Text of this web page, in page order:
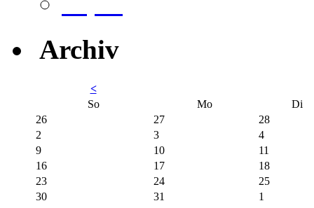
Archiv
<
So
Mo
Di
26
27
28
2
3
4
9
10
11
16
17
18
23
24
25
30
31 1